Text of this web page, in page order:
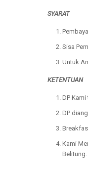
SYARAT
Sisa
Untuk
KETENTUAN
DP
DP
Kami
Belitung.